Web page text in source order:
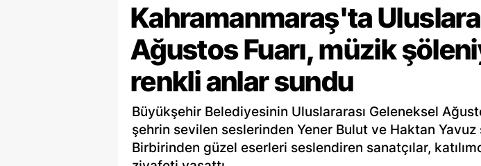
Kahramanmaraş'ta
Ağustos Fuarı, müzik
renkli anlar sundu
Büyükşehir Belediyesinin Uluslararası Geleneksel
şehrin sevilen seslerinden Yener Bulut ve Haktan Yavuz
Birbirinden güzel eserleri seslendiren sanatçılar,